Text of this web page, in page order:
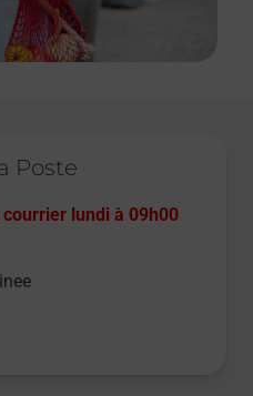
Poste
courrier lundi à 09h00